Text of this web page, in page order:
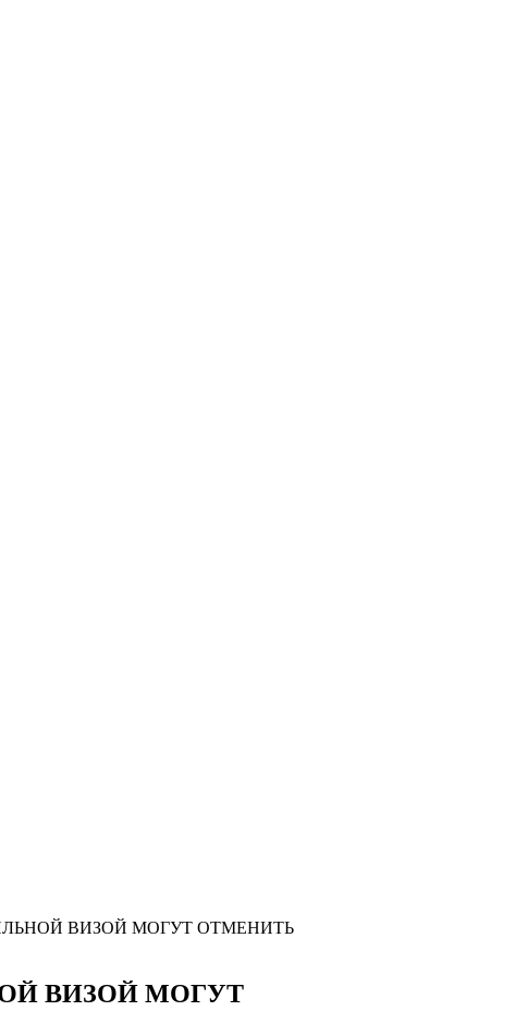
ВИЗОЙ МОГУТ ОТМЕНИТЬ
ВИЗОЙ МОГУТ